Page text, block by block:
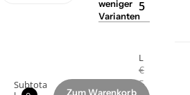
weniger
Varianten
Subtota
Zum Warenkorb
5
L
€
5